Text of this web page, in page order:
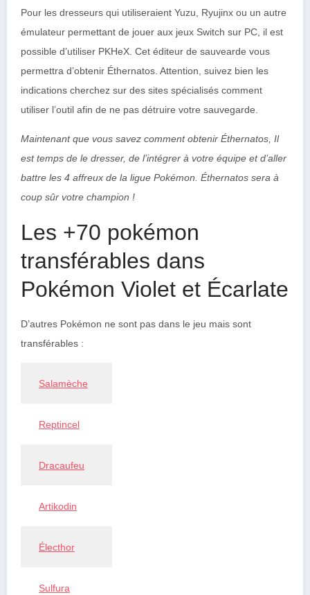
Pour les dresseurs qui utiliseraient Yuzu, Ryujinx ou un autre
émulateur permettant de jouer aux jeux Switch sur PC, il est
possible d’utiliser PKHeX. Cet éditeur de sauvearde vous
permettra d’obtenir Éthernatos. Attention, suivez bien les
indications cherchez sur des sites spécialisés comment
utiliser l’outil afin de ne pas détruire votre sauvegarde.
Maintenant que vous savez comment obtenir Éthernatos, Il
est temps de le dresser, de l’intégrer à votre équipe et d’aller
battre les 4 affreux de la ligue Pokémon. Éthernatos sera à
coup sûr votre champion !
Les +70 pokémon
transférables dans
Pokémon Violet et Écarlate
D’autres Pokémon ne sont pas dans le jeu mais sont
transférables :
Salamèche
Reptincel
Dracaufeu
Artikodin
Électhor
Sulfura